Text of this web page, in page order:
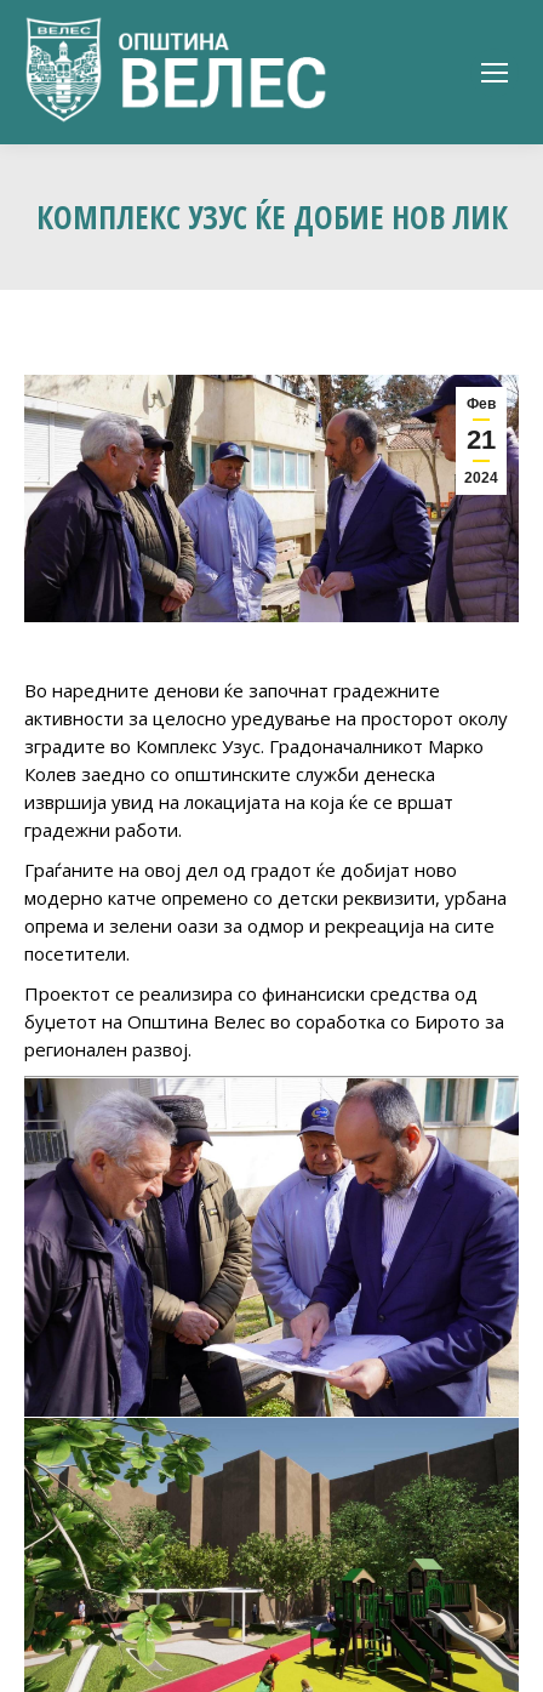
КОМПЛЕКС УЗУС ЌЕ ДОБИЕ НОВ ЛИК
Фев
21
2024
Во наредните денови ќе започнат градежните
активности за целосно уредување на просторот околу
зградите во Комплекс Узус. Градоначалникот Марко
Колев заедно со општинските служби денеска
извршија увид на локацијата на која ќе се вршат
градежни работи.
Граѓаните на овој дел од градот ќе добијат ново
модерно катче опремено со детски реквизити, урбана
опрема и зелени оази за одмор и рекреација на сите
посетители.
Проектот се реализира со финансиски средства од
буџетот на Општина Велес во соработка со Бирото за
регионален развој.